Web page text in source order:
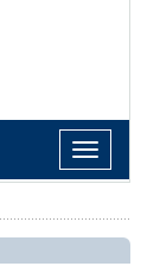
Toggle
navigation